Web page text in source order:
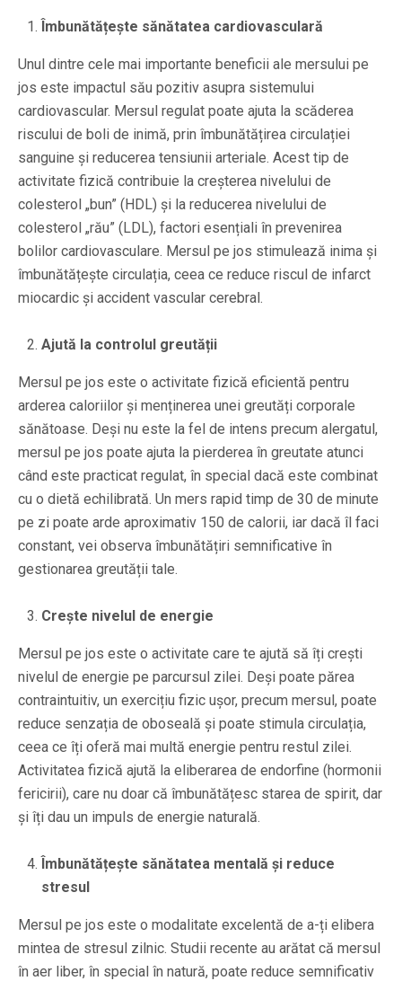
Îmbunătățește sănătatea cardiovasculară
Unul dintre cele mai importante beneficii ale mersului pe
jos este impactul său pozitiv asupra sistemului
cardiovascular. Mersul regulat poate ajuta la scăderea
riscului de boli de inimă, prin îmbunătățirea circulației
sanguine și reducerea tensiunii arteriale. Acest tip de
activitate fizică contribuie la creșterea nivelului de
colesterol „bun” (HDL) și la reducerea nivelului de
colesterol „rău” (LDL), factori esențiali în prevenirea
bolilor cardiovasculare. Mersul pe jos stimulează inima și
îmbunătățește circulația, ceea ce reduce riscul de infarct
miocardic și accident vascular cerebral.
Ajută la controlul greutății
Mersul pe jos este o activitate fizică eficientă pentru
arderea caloriilor și menținerea unei greutăți corporale
sănătoase. Deși nu este la fel de intens precum alergatul,
mersul pe jos poate ajuta la pierderea în greutate atunci
când este practicat regulat, în special dacă este combinat
cu o dietă echilibrată. Un mers rapid timp de 30 de minute
pe zi poate arde aproximativ 150 de calorii, iar dacă îl faci
constant, vei observa îmbunătățiri semnificative în
gestionarea greutății tale.
Crește nivelul de energie
Mersul pe jos este o activitate care te ajută să îți crești
nivelul de energie pe parcursul zilei. Deși poate părea
contraintuitiv, un exercițiu fizic ușor, precum mersul, poate
reduce senzația de oboseală și poate stimula circulația,
ceea ce îți oferă mai multă energie pentru restul zilei.
Activitatea fizică ajută la eliberarea de endorfine (hormonii
fericirii), care nu doar că îmbunătățesc starea de spirit, dar
și îți dau un impuls de energie naturală.
Îmbunătățește sănătatea mentală și reduce
stresul
Mersul pe jos este o modalitate excelentă de a-ți elibera
mintea de stresul zilnic. Studii recente au arătat că mersul
în aer liber, în special în natură, poate reduce semnificativ